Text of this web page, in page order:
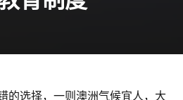
的选择，一则澳洲气候宜人，大